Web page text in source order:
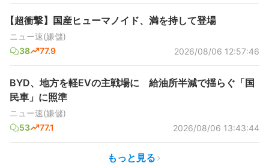
【超衝撃】国産ヒューマノイド、満を持して登場
ニュー速(嫌儲)
38
77.9 2026/08/06 12:57:46
BYD、地方を軽EVの主戦場に 給油所半減で揺らぐ「国
民車」に照準
ニュー速(嫌儲)
53
77.1 2026/08/06 13:43:44
もっと見る